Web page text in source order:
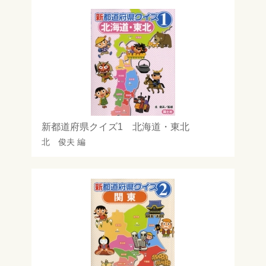
新都道府県クイズ1 北海道・東北
北 俊夫 編